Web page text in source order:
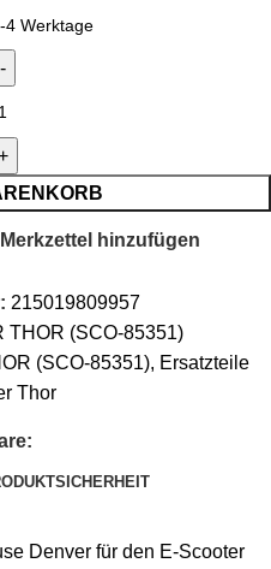
4 Werktage
hinzufügen
215019809957
THOR (SCO-85351)
(SCO-85351), Ersatzteile
Thor
Denver für den E-Scooter